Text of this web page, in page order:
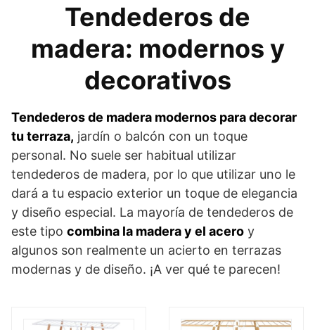
Tendederos de
madera: modernos y
decorativos
Tendederos de madera modernos para decorar
tu terraza, jardín o balcón con un toque
personal. No suele ser habitual utilizar
tendederos de madera, por lo que utilizar uno le
dará a tu espacio exterior un toque de elegancia
y diseño especial. La mayoría de tendederos de
este tipo combina la madera y el acero y
algunos son realmente un acierto en terrazas
modernas y de diseño. ¡A ver qué te parecen!